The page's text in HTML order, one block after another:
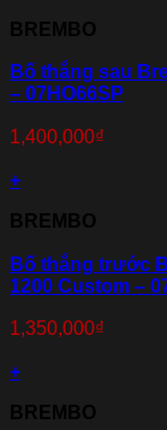
BREMBO
Bố thắng sau
– 07HO66SP
1,400,000₫
+
BREMBO
Bố thắng trước
1200 Custom –
1,350,000₫
+
BREMBO